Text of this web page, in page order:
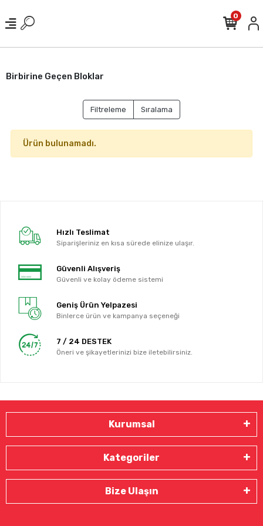
0
Birbirine Geçen Bloklar
Filtreleme Sıralama
Ürün bulunamadı.
Hızlı Teslimat
Siparişleriniz en kısa sürede elinize ulaşır.
Güvenli Alışveriş
Güvenli ve kolay ödeme sistemi
Geniş Ürün Yelpazesi
Binlerce ürün ve kampanya seçeneği
7 / 24 DESTEK
Öneri ve şikayetlerinizi bize iletebilirsiniz.
Kurumsal
Kategoriler
Bize Ulaşın